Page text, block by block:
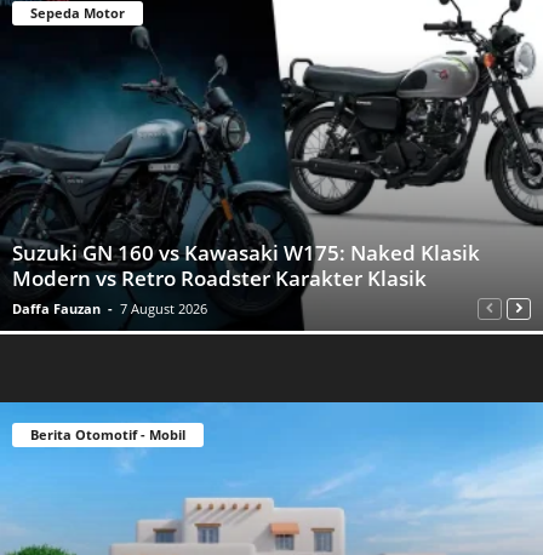
Sepeda Motor
Suzuki GN 160 vs Kawasaki W175: Naked Klasik
Modern vs Retro Roadster Karakter Klasik
Daffa Fauzan - 7 August 2026
Berita Otomotif - Mobil